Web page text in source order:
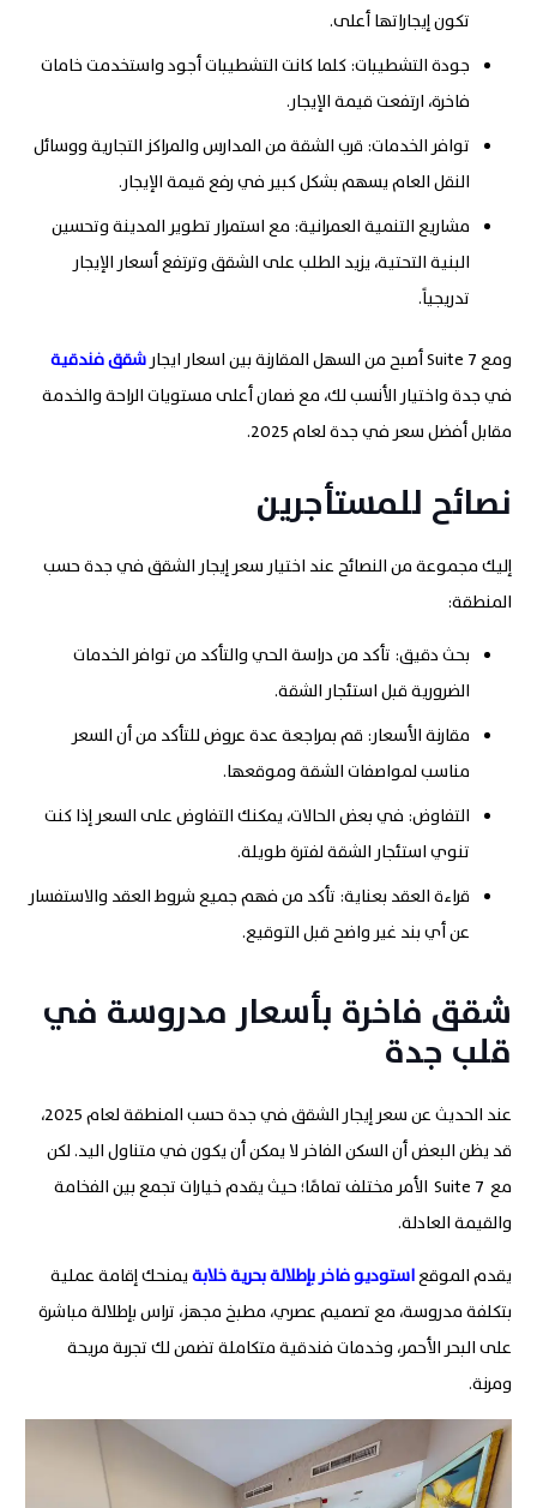
تكون إيجاراتها أعلى.
جودة التشطيبات:كلما كانت التشطيبات أجود واستخدمت خامات
فاخرة، ارتفعت قيمة الإيجار.
توافر الخدمات: قرب الشقة من المدارس والمراكز التجارية ووسائل
النقل العام يسهم بشكل كبير في رفع قيمة الإيجار.
مشاريع التنمية العمرانية: مع استمرار تطوير المدينة وتحسين
البنية التحتية، يزيد الطلب على الشقق وترتفع أسعار الإيجار
تدريجياً.
ومع 7 Suiteأصبح من السهل المقارنة بين اسعار ايجار شقق فندقية
في جدة واختيار الأنسب لك، مع ضمان أعلى مستويات الراحة والخدمة
مقابل أفضل سعر في جدة لعام 2025.
نصائح للمستأجرين
إليك مجموعة من النصائح عند اختيار سعر إيجار الشقق في جدة حسب
المنطقة:
بحث دقيق: تأكد من دراسة الحي والتأكد من توافر الخدمات
الضرورية قبل استئجار الشقة.
مقارنة الأسعار: قم بمراجعة عدة عروض للتأكد من أن السعر
مناسب لمواصفات الشقة وموقعها.
التفاوض: في بعض الحالات، يمكنك التفاوض على السعر إذا كنت
تنوي استئجار الشقة لفترة طويلة.
قراءة العقد بعناية: تأكد من فهم جميع شروط العقد والاستفسار
عن أي بند غير واضح قبل التوقيع.
شقق فاخرة بأسعار مدروسة في
قلب جدة
عند الحديث عن سعر إيجار الشقق في جدة حسب المنطقة لعام 2025،
قد يظن البعض أن السكن الفاخر لا يمكن أن يكون في متناول اليد. لكن
مع 7
Suite الأمر مختلف تمامًا؛ حيث يقدم خيارات تجمع بين الفخامة
والقيمة العادلة.
يقدم الموقعاستوديو فاخر بإطلالة بحرية خلابةيمنحك إقامة عملية
بتكلفة مدروسة، مع تصميم عصري، مطبخ مجهز، تراس بإطلالة مباشرة
على البحر الأحمر، وخدمات فندقية متكاملة تضمن لك تجربة مريحة
ومرنة.